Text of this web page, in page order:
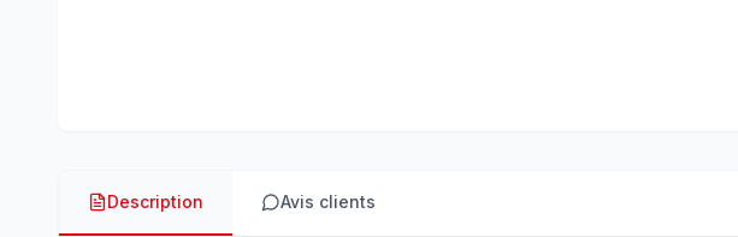
Description Avis clients